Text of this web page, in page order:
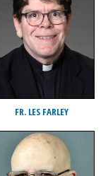
FR. LES FARLEY